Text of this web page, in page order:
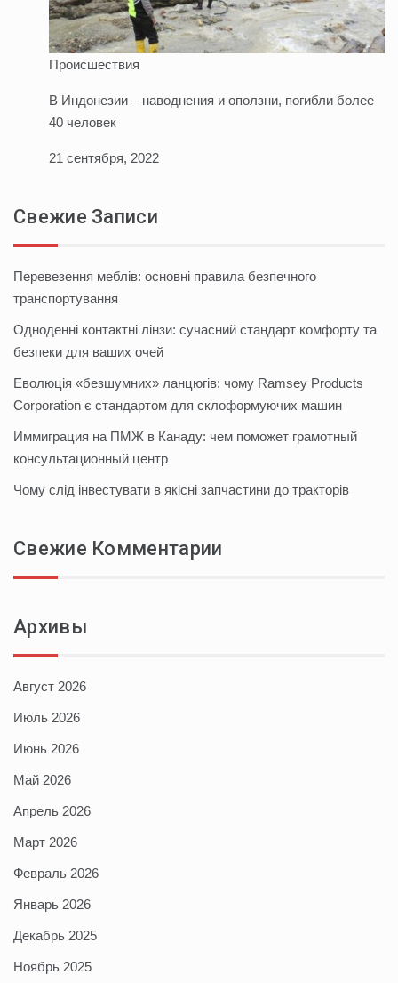
Происшествия
В Индонезии – наводнения и оползни, погибли более
40 человек
21 сентября, 2022
Свежие Записи
Перевезення меблів: основні правила безпечного
транспортування
Одноденні контактні лінзи: сучасний стандарт комфорту та
безпеки для ваших очей
Еволюція «безшумних» ланцюгів: чому Ramsey Products
Corporation є стандартом для склоформуючих машин
Иммиграция на ПМЖ в Канаду: чем поможет грамотный
консультационный центр
Чому слід інвестувати в якісні запчастини до тракторів
Свежие Комментарии
Архивы
Август 2026
Июль 2026
Июнь 2026
Май 2026
Апрель 2026
Март 2026
Февраль 2026
Январь 2026
Декабрь 2025
Ноябрь 2025